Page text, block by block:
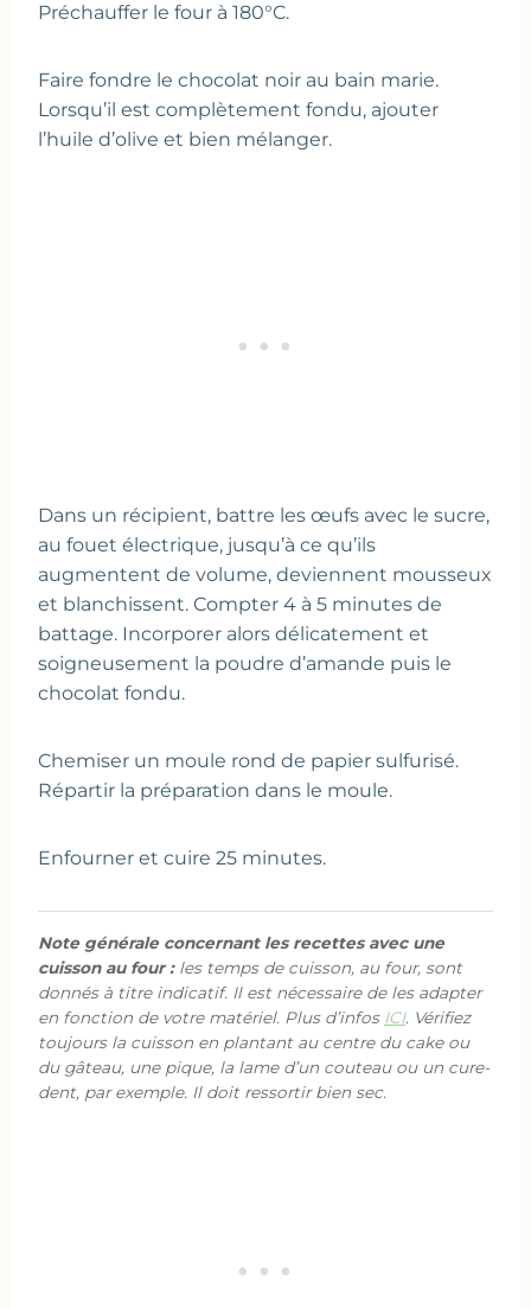
Préchauffer le four à 180°C.
Faire fondre le chocolat noir au bain marie.
Lorsqu’il est complètement fondu, ajouter
l’huile d’olive et bien mélanger.
Dans un récipient, battre les œufs avec le sucre,
au fouet électrique, jusqu’à ce qu’ils
augmentent de volume, deviennent mousseux
et blanchissent. Compter 4 à 5 minutes de
battage. Incorporer alors délicatement et
soigneusement la poudre d’amande puis le
chocolat fondu.
Chemiser un moule rond de papier sulfurisé.
Répartir la préparation dans le moule.
Enfourner et cuire 25 minutes.
Note générale concernant les recettes avec une
cuisson au four :les temps de cuisson, au four, sont
donnés à titre indicatif. Il est nécessaire de les adapter
en fonction de votre matériel. Plus d’infos ICI. Vérifiez
toujours la cuisson en plantant au centre du cake ou
du gâteau, une pique, la lame d’un couteau ou un cure-
dent, par exemple. Il doit ressortir bien sec.